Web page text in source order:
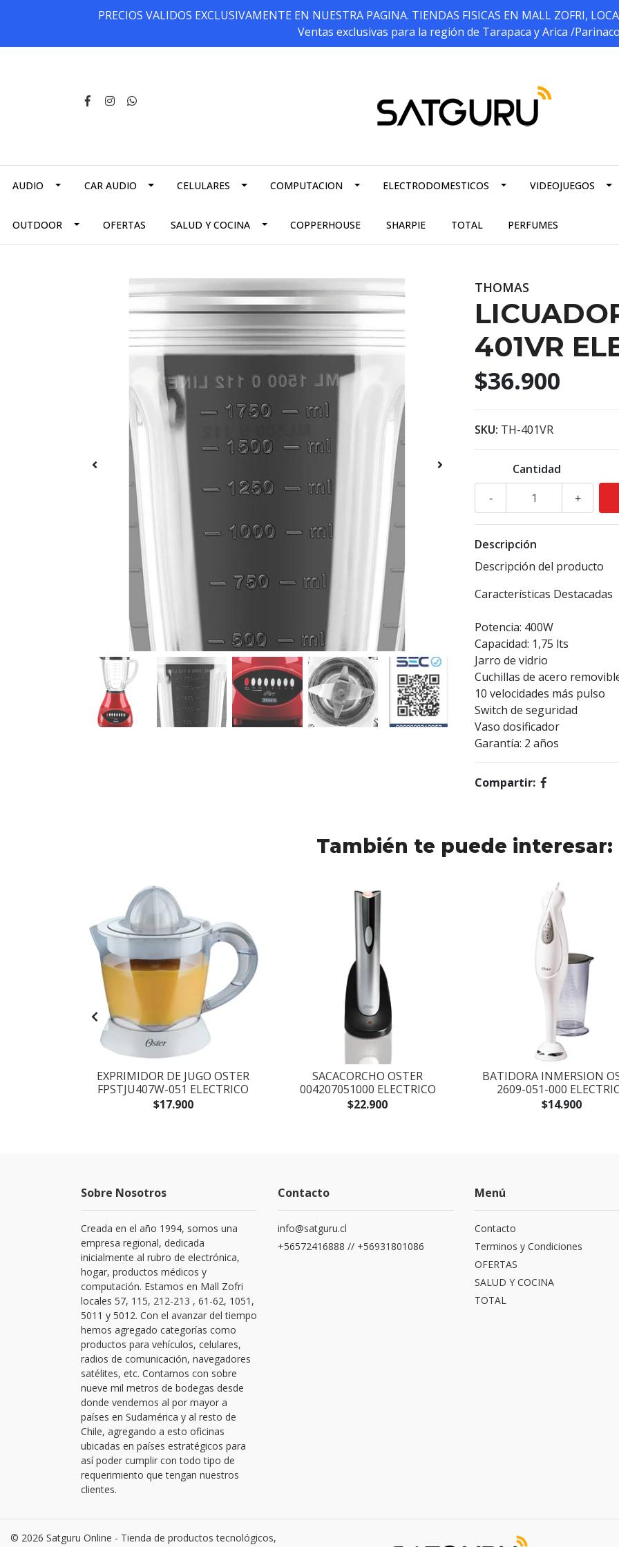
PRECIOS VALIDOS EXCLUSIVAMENTE EN NUESTRA PAGINA. TIENDAS FISICAS EN MALL ZOFRI,
Ventas exclusivas para la región de Tarapaca y Arica /
AUDIO CAR AUDIO CELULARES COMPUTACION ELECTRODOMESTICOS VIDEOJUEGOS
OUTDOOR OFERTAS SALUD Y COCINA COPPERHOUSE SHARPIE TOTAL PERFUMES
THOMAS
401VR
$36.900
SKU: TH-401VR
Cantidad
+
-
Descripción
Descripción del producto
Características Destacadas
Potencia: 400W
Capacidad: 1,75 lts
Jarro de vidrio
Cuchillas de acero
10 velocidades más pulso
Switch de seguridad
Vaso dosificador
Garantía: 2 años
Compartir:
También te puede interesar:
EXPRIMIDOR DE JUGO OSTER
FPSTJU407W-051 ELECTRICO
$17.900
SACACORCHO OSTER
004207051000 ELECTRICO
$22.900
BATIDORA INMERSION
2609-051-000
$14.900
Sobre Nosotros
Creada en el año 1994, somos una
empresa regional, dedicada
inicialmente al rubro de electrónica,
hogar, productos médicos y
computación. Estamos en Mall Zofri
locales 57, 115, 212-213 , 61-62, 1051,
5011 y 5012. Con el avanzar del tiempo
hemos agregado categorías como
productos para vehículos, celulares,
radios de comunicación, navegadores
satélites, etc. Contamos con sobre
nueve mil metros de bodegas desde
donde vendemos al por mayor a
países en Sudamérica y al resto de
Chile, agregando a esto oficinas
ubicadas en países estratégicos para
así poder cumplir con todo tipo de
requerimiento que tengan nuestros
clientes.
Contacto
info@satguru.cl
+56572416888 // +56931801086
Menú
Contacto
Terminos y Condiciones
OFERTAS
SALUD Y COCINA
TOTAL
© 2026 Satguru Online - Tienda de productos tecnológicos,